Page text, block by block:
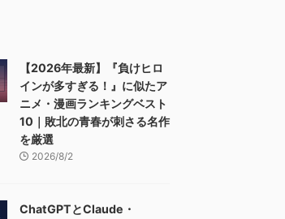
【2026年最新】『負けヒロ
インが多すぎる！』に似たア
ニメ・漫画ランキングベスト
10｜敗北の青春が刺さる名作
を厳選
2026/8/2
ChatGPTとClaude・